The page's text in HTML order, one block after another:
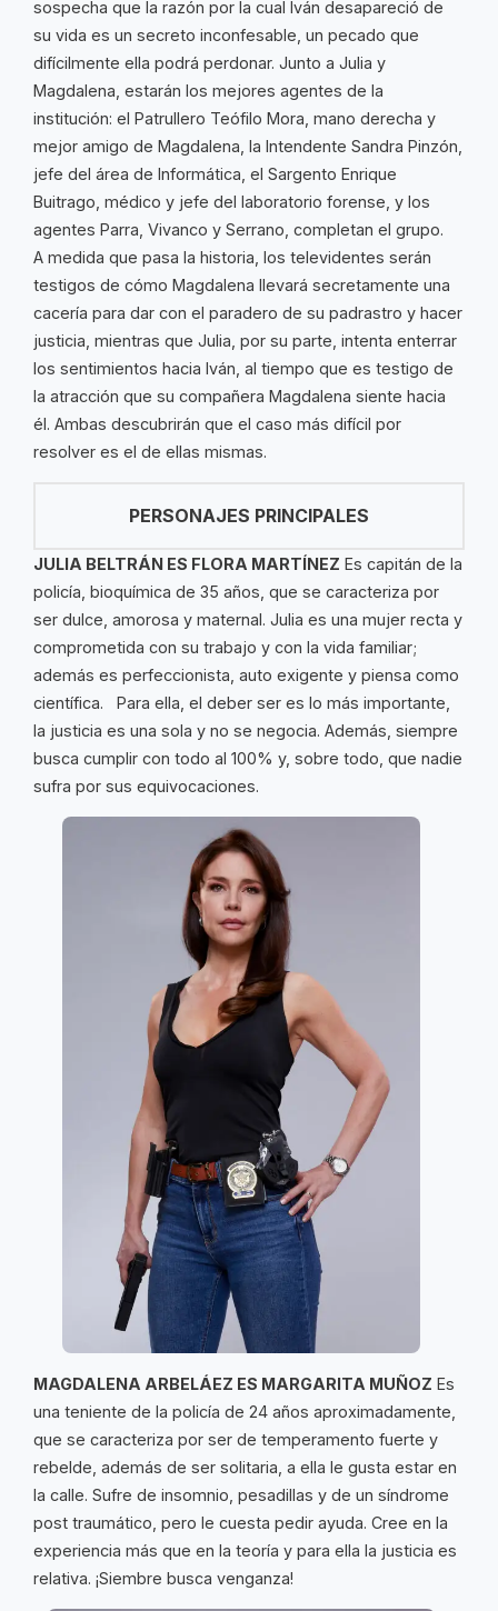
sospecha que la razón por la cual Iván desapareció de
su vida es un secreto inconfesable, un pecado que
difícilmente ella podrá perdonar. Junto a Julia y
Magdalena, estarán los mejores agentes de la
institución: el Patrullero Teófilo Mora, mano derecha y
mejor amigo de Magdalena, la Intendente Sandra Pinzón,
jefe del área de Informática, el Sargento Enrique
Buitrago, médico y jefe del laboratorio forense, y los
agentes Parra, Vivanco y Serrano, completan el grupo.
A medida que pasa la historia, los televidentes serán
testigos de cómo Magdalena llevará secretamente una
cacería para dar con el paradero de su padrastro y hacer
justicia, mientras que Julia, por su parte, intenta enterrar
los sentimientos hacia Iván, al tiempo que es testigo de
la atracción que su compañera Magdalena siente hacia
él. Ambas descubrirán que el caso más difícil por
resolver es el de ellas mismas.
PERSONAJES PRINCIPALES
JULIA BELTRÁN ES FLORA MARTÍNEZ Es capitán de la
policía, bioquímica de 35 años, que se caracteriza por
ser dulce, amorosa y maternal. Julia es una mujer recta y
comprometida con su trabajo y con la vida familiar;
además es perfeccionista, auto exigente y piensa como
científica. Para ella, el deber ser es lo más importante,
la justicia es una sola y no se negocia. Además, siempre
busca cumplir con todo al 100% y, sobre todo, que nadie
sufra por sus equivocaciones.
MAGDALENA ARBELÁEZ ES MARGARITA MUÑOZ Es
una teniente de la policía de 24 años aproximadamente,
que se caracteriza por ser de temperamento fuerte y
rebelde, además de ser solitaria, a ella le gusta estar en
la calle. Sufre de insomnio, pesadillas y de un síndrome
post traumático, pero le cuesta pedir ayuda. Cree en la
experiencia más que en la teoría y para ella la justicia es
relativa. ¡Siembre busca venganza!